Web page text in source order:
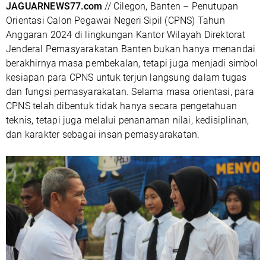
JAGUARNEWS77.com // Cilegon, Banten – Penutupan
Orientasi Calon Pegawai Negeri Sipil (CPNS) Tahun
Anggaran 2024 di lingkungan Kantor Wilayah Direktorat
Jenderal Pemasyarakatan Banten bukan hanya menandai
berakhirnya masa pembekalan, tetapi juga menjadi simbol
kesiapan para CPNS untuk terjun langsung dalam tugas
dan fungsi pemasyarakatan. Selama masa orientasi, para
CPNS telah dibentuk tidak hanya secara pengetahuan
teknis, tetapi juga melalui penanaman nilai, kedisiplinan,
dan karakter sebagai insan pemasyarakatan.